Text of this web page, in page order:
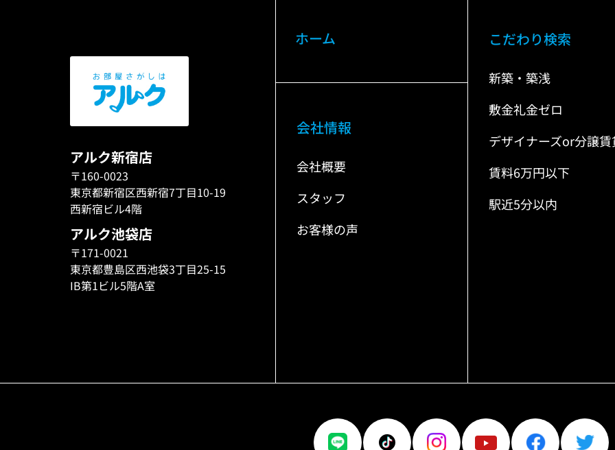
アルク新宿店
〒160-0023
東京都新宿区西新宿7丁目10-19
西新宿ビル4階
アルク池袋店
〒171-0021
東京都豊島区西池袋3丁目25-15
IB第1ビル5階A室
ホーム
会社情報
会社概要
スタッフ
お客様の声
こだわり検索
新築・築浅
敷金礼金ゼロ
デザイナーズor分譲賃
賃料6万円以下
駅近5分以内